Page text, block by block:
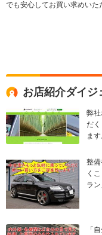
でも安心してお買い求めいた
お店紹介ダイジ
弊
だ
ます
整
く
ラ
「